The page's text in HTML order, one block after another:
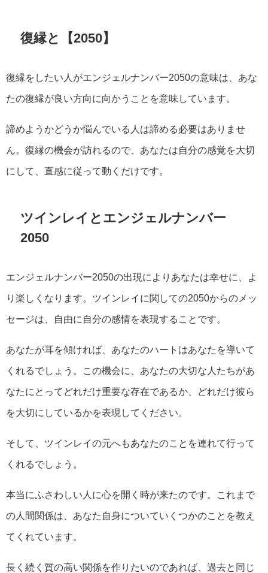
復縁と【2050】
復縁をしたい人がエンジェルナンバー2050の意味は、あな
たの復縁が良い方向に向かうことを意味しています。
諦めようかどうか悩んでいる人は諦める必要はありませ
ん。復縁の機会が訪れるので、あなたは自分の感覚を大切
にして、直感に従って動くだけです。
ツインレイとエンジェルナンバー
2050
エンジェルナンバー2050の出現によりあなたは幸せに、よ
り楽しくなります。ツインレイに関しての2050からのメッ
セージは、自由に自分の感情を表現することです。
あなたが耳を傾ければ、あなたのハートはあなたを導いて
くれるでしょう。この機会に、あなたの大切な人たちがあ
なたにとってどれだけ重要な存在であるか、どれだけ彼ら
を大切にしているかを表現してください。
そして、ツインレイの元へもあなたのことを連れて行って
くれるでしょう。
本当にふさわしい人に心を開く時が来たのです。これまで
の人間関係は、あなた自身についていくつかのことを教え
てくれています。
長く続く質の高い関係を作りたいのであれば、過去と同じ